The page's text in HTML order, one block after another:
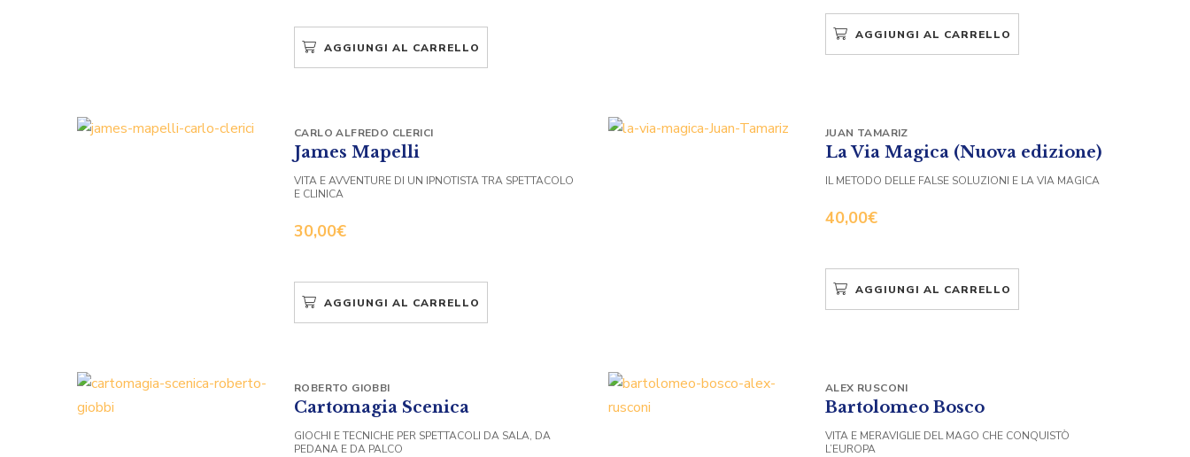
AGGIUNGI AL CARRELLO
AGGIUNGI AL CARRELLO
James Mapelli
30,00€
CARLO ALFREDO CLERICI
VITA E AVVENTURE DI UN IPNOTISTA TRA SPETTACOLO
E CLINICA
AGGIUNGI AL CARRELLO
La Via Magica (Nuova edizione)
40,00€
JUAN TAMARIZ
IL METODO DELLE FALSE SOLUZIONI E LA VIA MAGICA
AGGIUNGI AL CARRELLO
Cartomagia Scenica
ROBERTO GIOBBI
GIOCHI E TECNICHE PER SPETTACOLI DA SALA, DA
PEDANA E DA PALCO
Bartolomeo Bosco
ALEX RUSCONI
VITA E MERAVIGLIE DEL MAGO CHE CONQUISTÒ
L’EUROPA